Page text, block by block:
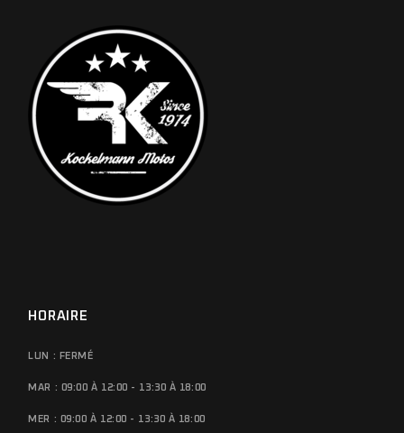
HORAIRE
LUN : FERMÉ
MAR : 09:00 À 12:00 - 13:30 À 18:00
MER : 09:00 À 12:00 - 13:30 À 18:00